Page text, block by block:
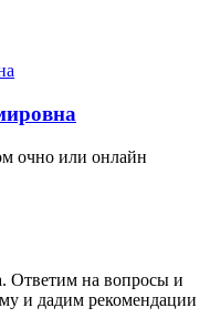
Ответим на вопросы и
и дадим рекомендации